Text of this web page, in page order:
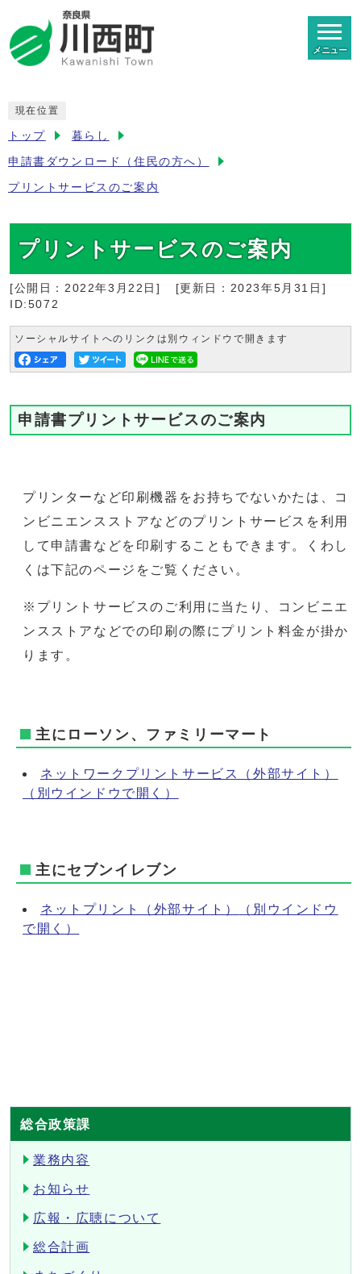
メニュー
現在位置
トップ 暮らし
申請書ダウンロード（住民の方へ）
プリントサービスのご案内
プリントサービスのご案内
[公開日： 2022年3月22日 ] [更新日： 2023年5月31日 ]
ID:5072
ソーシャルサイトへのリンクは別ウィンドウで開きます
申請書プリントサービスのご案内
プリンターなど印刷機器をお持ちでないかたは、コ
ンビニエンスストアなどのプリントサービスを利用
して申請書などを印刷することもできます。くわし
くは下記のページをご覧ください。
※プリントサービスのご利用に当たり、コンビニエ
ンスストアなどでの印刷の際にプリント料金が掛か
ります。
主にローソン、ファミリーマート
ネットワークプリントサービス（外部サイト）
（別ウインドウで開く）
主にセブンイレブン
ネットプリント（外部サイト）
（別ウインドウ
で開く）
総合政策課
業務内容
お知らせ
広報・広聴について
総合計画